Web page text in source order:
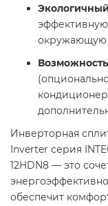
Экологичный
окружающую
Инверторная
Inverter серия
12HDN8 — это
обеспечит